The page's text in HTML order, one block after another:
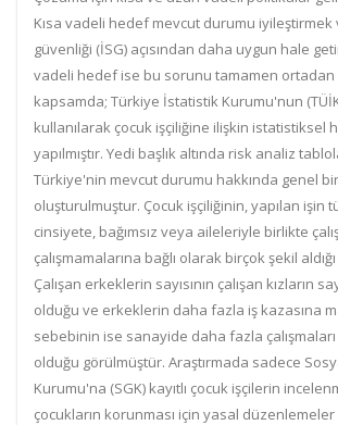
Kısa vadeli hedef mevcut durumu iyileştirmek
güvenliği (İSG) açısından daha uygun hale
vadeli hedef ise bu sorunu tamamen ortadan
kapsamda; Türkiye İstatistik Kurumu'nun
kullanılarak çocuk işçiliğine ilişkin istatistiksel
yapılmıştır. Yedi başlık altında risk analiz
Türkiye'nin mevcut durumu hakkında genel
oluşturulmuştur. Çocuk işçiliğinin, yapılan işin
cinsiyete, bağımsız veya aileleriyle birlikte
çalışmamalarına bağlı olarak birçok şekil
Çalışan erkeklerin sayısının çalışan kızların
olduğu ve erkeklerin daha fazla iş kazasına
sebebinin ise sanayide daha fazla
olduğu görülmüştür. Araştırmada sadece
Kurumu'na (SGK) kayıtlı çocuk işçilerin
çocukların korunması için yasal düzenlemeler